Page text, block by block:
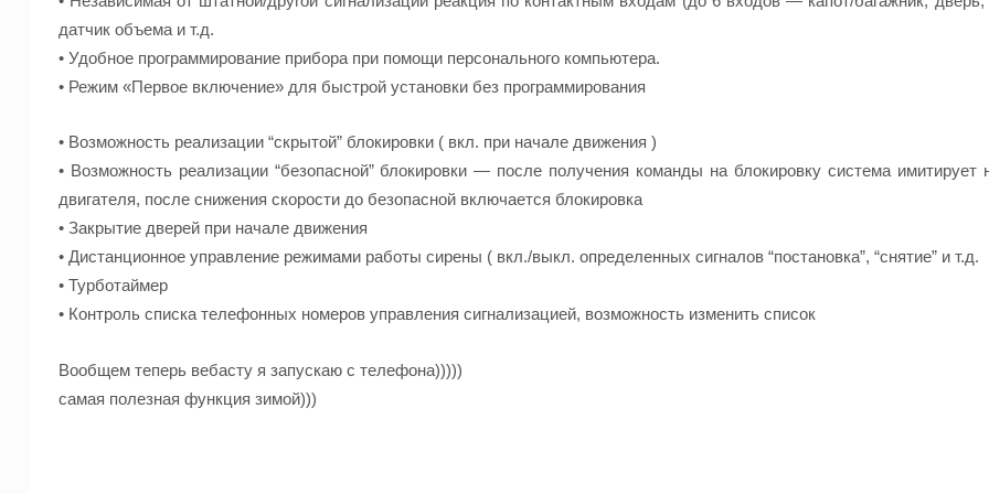
датчик объема и т.д.
• Удобное программирование прибора при помощи персонального компьютера.
• Режим «Первое включение» для быстрой установки без программирования
• Возможность реализации “скрытой” блокировки ( вкл. при начале движения )
• Возможность реализации “безопасной” блокировки — после получения команды на блокировку система имитирует
двигателя, после снижения скорости до безопасной включается блокировка
• Закрытие дверей при начале движения
• Дистанционное управление режимами работы сирены ( вкл./выкл. определенных сигналов “постановка”, “снятие” и т.д.
• Турботаймер
• Контроль списка телефонных номеров управления сигнализацией, возможность изменить список
Вообщем теперь вебасту я запускаю с телефона)))))
самая полезная функция зимой)))